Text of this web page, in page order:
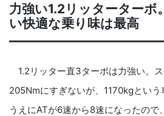
力強い1.2リッターターボ
い快適な乗り味は最高
1.2リッター直3ターボは力強い。
205Nmにすぎないが、1170kgとい
うえにATが6速から8速になったので